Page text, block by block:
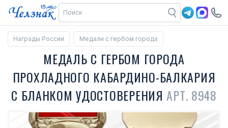
Награды России Медали с гербом города
МЕДАЛЬ С ГЕРБОМ ГОРОДА
ПРОХЛАДНОГО КАБАРДИНО-БАЛКАРИЯ
С БЛАНКОМ УДОСТОВЕРЕНИЯАРТ. 8948